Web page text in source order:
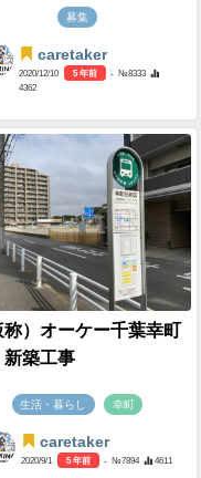
募集
caretaker
2020/12/10 5 年前
- №8333
4362
称）オーケー千葉幸町
築工事
生活・暮らし 幸町
caretaker
2020/9/1 5 年前 - №7894 4611